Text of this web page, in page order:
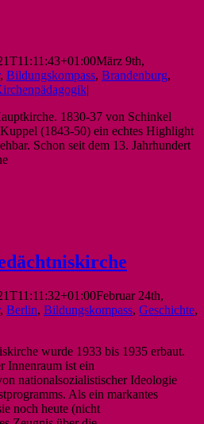
März 9th,
, Bildungskompass, Brandenburg,
|
1830-37 von Schinkel
(1843-50) ein echtes Highlight
Schon seit dem 13. Jahrhundert
Februar 24th,
, Berlin, Bildungskompass, Geschichte,
wurde 1933 bis 1935 erbaut.
Innenraum ist ein
nationalsozialistischer Ideologie
Als ein markantes
noch heute (nicht